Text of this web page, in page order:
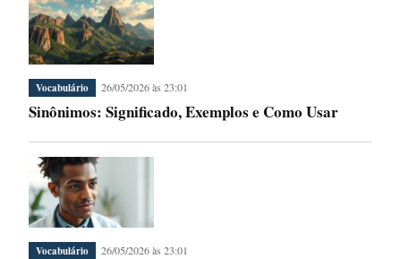
Vocabulário 26/05/2026 às 23:01
Sinônimos: Significado, Exemplos e Como Usar
Vocabulário 26/05/2026 às 23:01